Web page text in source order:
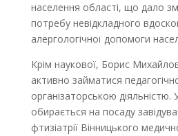
населення області, що дало
потребу невідкладного
алергологічної допомоги
Крім наукової, Борис
активно займатися
організаторською діяльністю.
обирається на посаду
фтизіатрії Вінницького